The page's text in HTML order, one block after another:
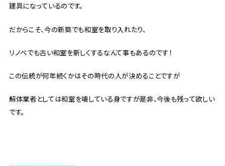
建具になっているのです。
だからこそ、今の新築でも和室を取り入れたり、
リノベでも古い和室を新しくするなんて事もあるのです！
この伝統が何年続くかはその時代の人が決めることですが
解体業者としては和室を壊している身ですが是非、今後も残って欲しい
です。